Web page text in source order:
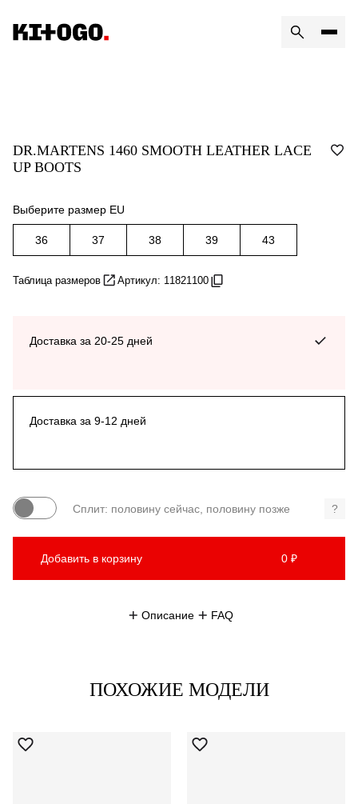
DR.MARTENS 1460 SMOOTH LEATHER LACE
UP BOOTS
Выберите размер EU
36 37 38 39 43
Таблица размеров Артикул: 11821100
Доставка за 20-25 дней
Доставка за 9-12 дней
Сплит: половину сейчас, половину позже ?
Добавить в корзину 0 ₽
Описание FAQ
ПОХОЖИЕ МОДЕЛИ